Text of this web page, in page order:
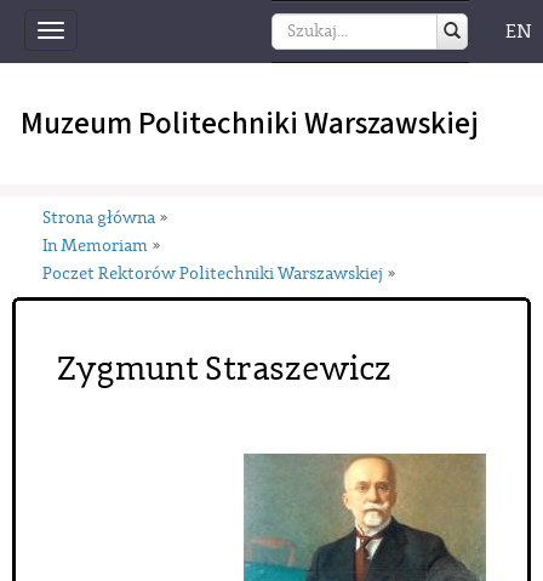
Toggle
navigation
EN
Muzeum Politechniki Warszawskiej
Strona główna »
In Memoriam »
Poczet Rektorów Politechniki Warszawskiej »
Zygmunt Straszewicz